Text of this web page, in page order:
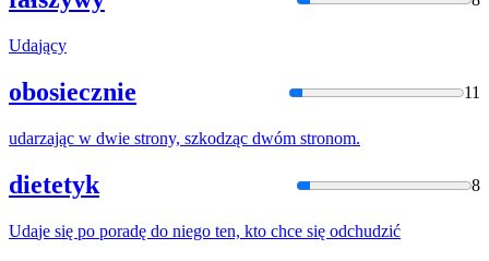
Udający
obosiecznie 11
udarzając w dwie strony, szkodząc dwóm stronom.
dietetyk 8
Udaje się po poradę do niego ten, kto chce się odchudzić